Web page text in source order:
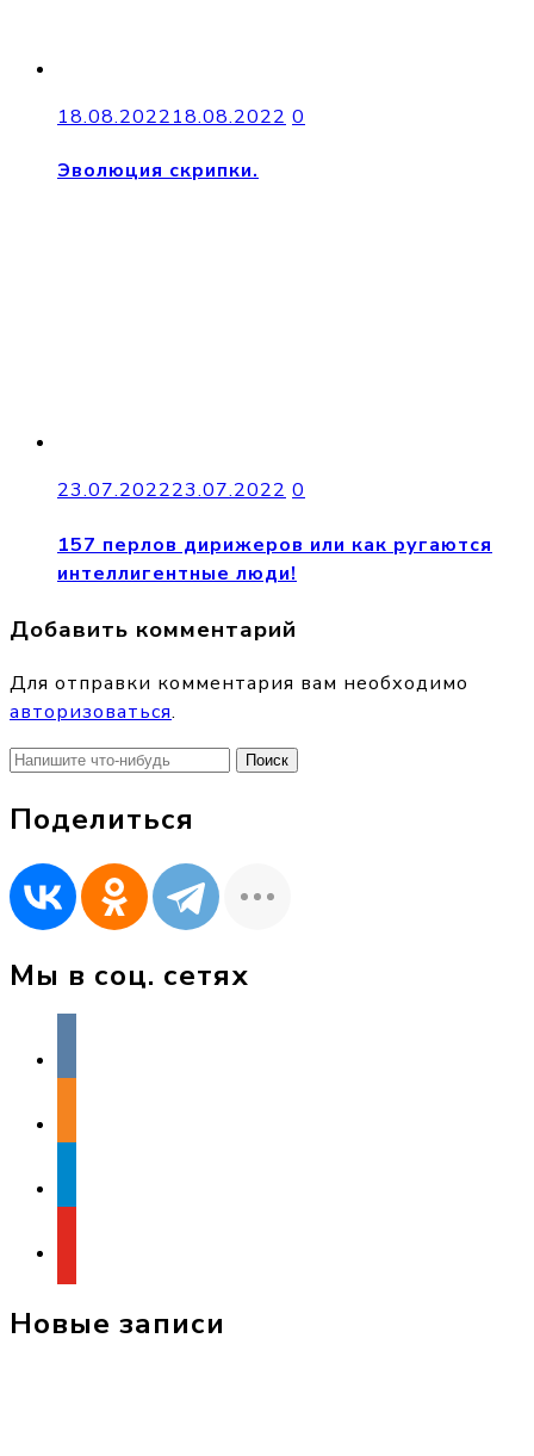
18.08.202218.08.2022 0
Эволюция скрипки.
23.07.202223.07.2022 0
157 перлов дирижеров или как ругаются
интеллигентные люди!
Добавить комментарий
Для отправки комментария вам необходимо
авторизоваться.
Найти:
Поделиться
Мы в соц. сетях
Новые записи